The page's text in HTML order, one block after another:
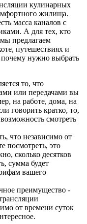
кулинарных
жилища.
масса каналов с
А для тех, кто
предлагаем
путешествиях и
нужно выбрать
то, что
или передачами вы
на работе, дома, на
говорить кратко, то,
смотреть
что независимо от
посмотреть, это
сколько десятков
сумма будет
вашего
преимущество -
от времени суток